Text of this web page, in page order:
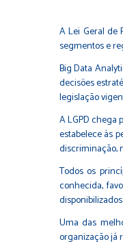
A Lei Geral de
segmentos e
Big Data
decisões
legislação
A LGPD chega
estabelece às
discriminação,
Todos os
conhecida,
Uma das
organização já